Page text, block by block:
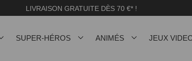
LIVRAISON GRATUITE DÈS 70 €* !
SUPER-HÉROS ANIMÉS JEUX